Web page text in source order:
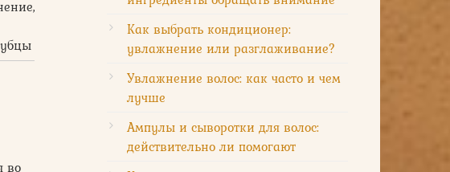
руб./мин.
во
Как выбрать кондиционер:
увлажнение или разглаживание?
Увлажнение волос: как часто и чем
лучше
Ампулы и сыворотки для волос:
действительно ли помогают